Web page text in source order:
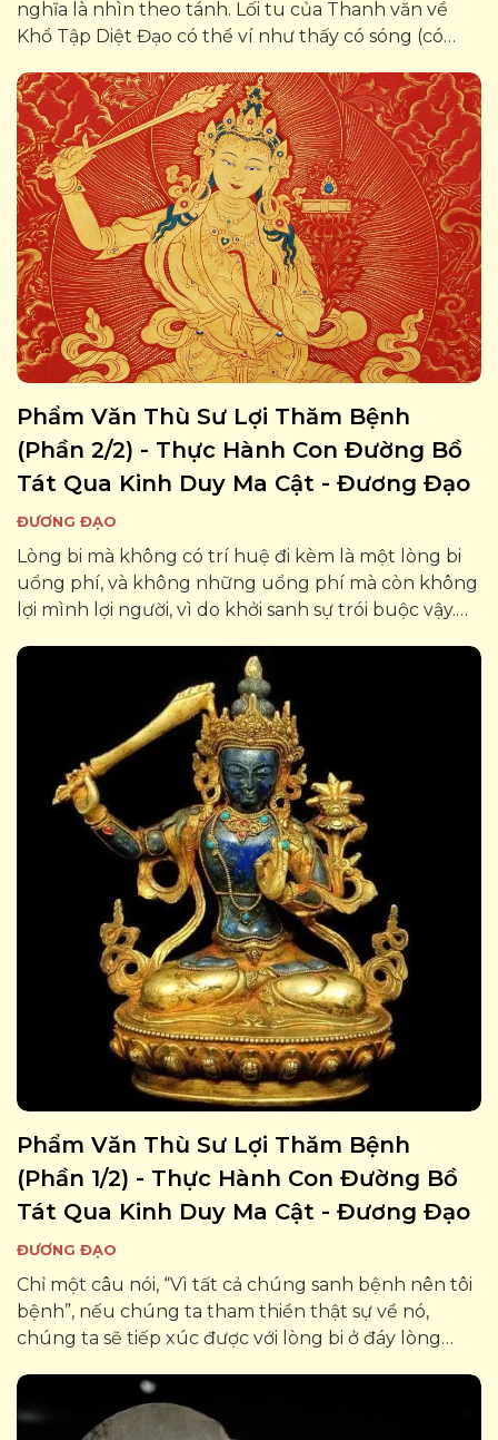
nghĩa là nhìn theo tánh. Lối tu của Thanh văn về
Khổ Tập Diệt Đạo có thể ví như thấy có sóng (có
giả tạo) và dùng những...
Phẩm Văn Thù Sư Lợi Thăm Bệnh
(phần 2/2) - Thực Hành Con Đường Bồ
Tát Qua Kinh Duy Ma Cật - Đương Đạo
ĐƯƠNG ĐẠO
Lòng bi mà không có trí huệ đi kèm là một lòng bi
uổng phí, và không những uổng phí mà còn không
lợi mình lợi người, vì do khởi sanh sự trói buộc vậy.
sẽ đưa hành giả thâm nhập...
Phẩm Văn Thù Sư Lợi Thăm Bệnh
(phần 1/2) - Thực Hành Con Đường Bồ
Tát Qua Kinh Duy Ma Cật - Đương Đạo
ĐƯƠNG ĐẠO
Chỉ một câu nói, “Vì tất cả chúng sanh bệnh nên tôi
bệnh”, nếu chúng ta tham thiền thật sự về nó,
chúng ta sẽ tiếp xúc được với lòng bi ở đáy lòng
tất cả sanh tử, vô tận...